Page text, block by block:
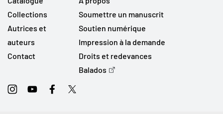
Collections
Autrices et
auteurs
Contact
Soumettre un manuscrit
Soutien numérique
Impression à la demande
Droits et redevances
Balados
InstagramYoutubeFacebookTwitter